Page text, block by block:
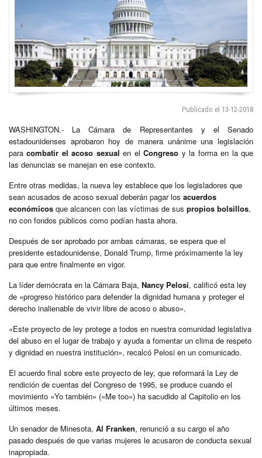
Publicado el 13-12-2018
WASHINGTON.- La Cámara de Representantes y el Senado
estadounidenses aprobaron hoy de manera unánime una legislación
paracombatir el acoso sexual en elCongreso y la forma en la que
las denuncias se manejan en ese contexto.
Entre otras medidas, la nueva ley establece que los legisladores que
sean acusados de acoso sexual deberán pagar los acuerdos
económicos que alcancen con las víctimas de sus propios bolsillos,
no con fondos públicos como podían hasta ahora.
Después de ser aprobado por ambas cámaras, se espera que el
presidente estadounidense, Donald Trump, firme próximamente la ley
para que entre finalmente en vigor.
La líder demócrata en la Cámara Baja, Nancy Pelosi, calificó esta ley
de «progreso histórico para defender la dignidad humana y proteger el
derecho inalienable de vivir libre de acoso o abuso».
«Este proyecto de ley protege a todos en nuestra comunidad legislativa
del abuso en el lugar de trabajo y ayuda a fomentar un clima de respeto
y dignidad en nuestra institución», recalcó Pelosi en un comunicado.
El acuerdo final sobre este proyecto de ley, que reformará la Ley de
rendición de cuentas del Congreso de 1995, se produce cuando el
movimiento «Yo también» («Me too») ha sacudido al Capitolio en los
últimos meses.
Un senador de Minesota, Al Franken, renunció a su cargo el año
pasado después de que varias mujeres le acusaron de conducta sexual
inapropiada.